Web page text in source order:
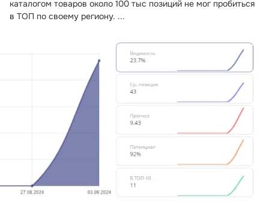
каталогом товаров около 100 тыс позиций не мог пробиться
в ТОП по своему региону. ...